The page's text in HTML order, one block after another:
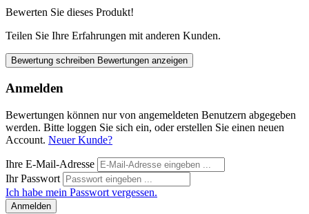
Bewerten Sie dieses Produkt!
Teilen Sie Ihre Erfahrungen mit anderen Kunden.
Bewertung schreiben Bewertungen anzeigen
Anmelden
Bewertungen können nur von angemeldeten Benutzern abgegeben
werden. Bitte loggen Sie sich ein, oder erstellen Sie einen neuen
Account. Neuer Kunde?
Ihre E-Mail-Adresse
Ihr Passwort
Ich habe mein Passwort vergessen.
Anmelden